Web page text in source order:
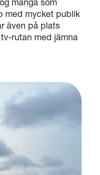
med mycket publik
även på plats
rutan med jämna